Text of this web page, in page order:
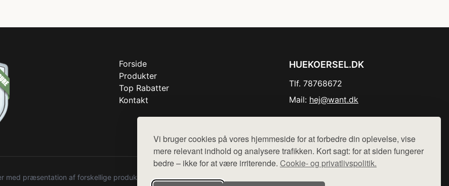
Vi bruger cookies på vores hjemmeside for at forbedre din oplevelse, vise
mere relevant indhold og analysere trafikken. Kort sagt: for at siden fungerer
bedre – ikke for at være irriterende. Cookie- og privatlivspolitik.
Forside
Produkter
Top Rabatter
Kontakt
HUEKOERSEL.DK
Tlf. 78768672
Mail: hej@want.dk
præsentation af forskellige produkter fra diverse webshops. Der sælges ikke varer fra denne side - vi henviser til de shops,